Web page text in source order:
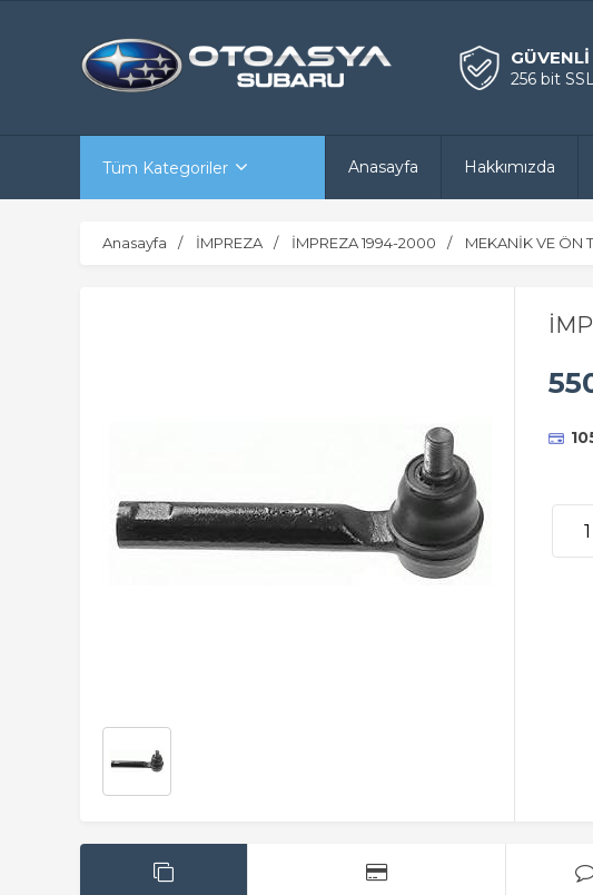
256 bit
Tüm Kategoriler Anasayfa Hakkımızda
Anasayfa İMPREZA İMPREZA 1994-2000 MEKANİK VE ÖN